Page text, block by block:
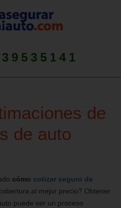
de
de auto
cómo cotizar seguro de
al mejor precio? Obtener
puede ser un proceso